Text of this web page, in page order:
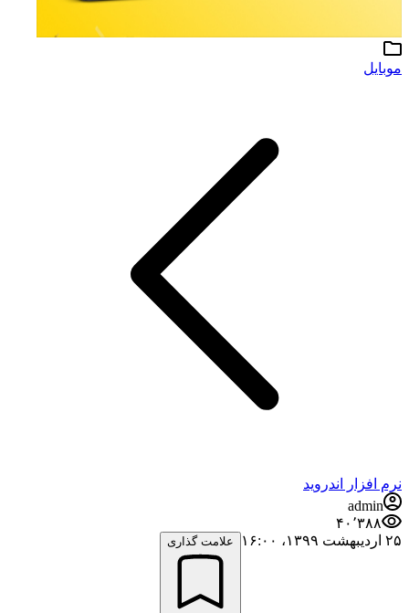
موبایل
نرم افزار اندروید
admin
۴۰٬۳۸۸
۲۵ اردیبهشت ۱۳۹۹،‏ ۱۶:۰۰
علامت گذاری